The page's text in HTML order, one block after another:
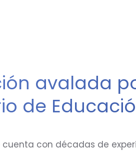
avalada
de
cuenta con décadas de